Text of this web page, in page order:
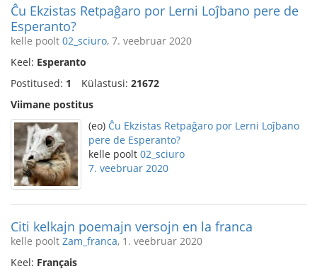
Ĉu Ekzistas Retpaĝaro por Lerni Loĵbano pere de
Esperanto?
kelle poolt 02_sciuro, 7. veebruar 2020
Keel: Esperanto
Postitused: 1 Külastusi: 21672
Viimane postitus
(eo) Ĉu Ekzistas Retpaĝaro por Lerni Loĵbano
pere de Esperanto?
kelle poolt 02_sciuro
7. veebruar 2020
Citi kelkajn poemajn versojn en la franca
kelle poolt Zam_franca, 1. veebruar 2020
Keel: Français